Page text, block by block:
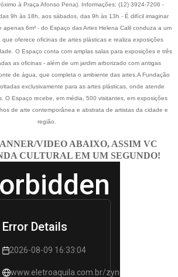
à Praça Afonso Pena). Informações: (12) 3924-7206 -
9h às 18h, aos sábados, das 9h às 13h - É difícil imaginar
6m² - do Espaço das Artes Helena Calil conduza a um
que oferece oficinas de artes plásticas e realiza exposições
O Espaço conta com amplas salas para exposições e três
as oficinas - além de um jardim arborizado com antigas
de água, que completa o ambiente das artes.A Fundação
exclusivamente para as artes plásticas, onde atende
O Espaço recebe, em média, 500 visitantes, em exposições
de arte contemporânea e abstrata de artistas da cidade e
região.
VIDEO ABAIXO, ASSIM VC
CULTURAL EM UM SEGUNDO!